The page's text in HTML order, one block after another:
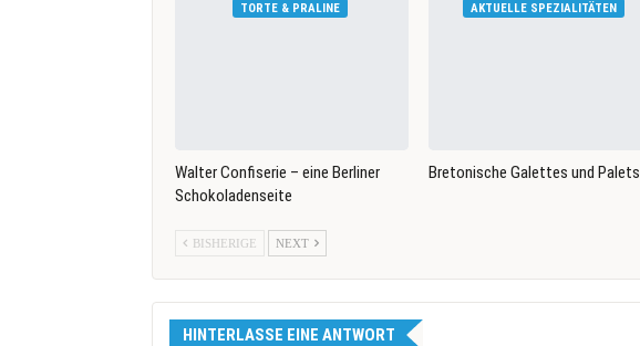
TORTE & PRALINE
Walter Confiserie – eine Berliner
Schokoladenseite
AKTUELLE SPEZIALITÄTEN
Bretonische Galettes und Palets
BISHERIGE NEXT
HINTERLASSE EINE ANTWORT